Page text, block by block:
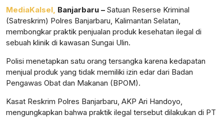
MediaKalsel, Banjarbaru – Satuan Reserse Kriminal
(Satreskrim) Polres Banjarbaru, Kalimantan Selatan,
membongkar praktik penjualan produk kesehatan ilegal di
sebuah klinik di kawasan Sungai Ulin.
Polisi menetapkan satu orang tersangka karena kedapatan
menjual produk yang tidak memiliki izin edar dari Badan
Pengawas Obat dan Makanan (BPOM).
Kasat Reskrim Polres Banjarbaru, AKP Ari Handoyo,
mengungkapkan bahwa praktik ilegal tersebut dilakukan di PT